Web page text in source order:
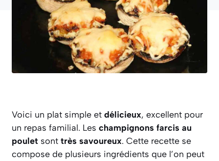
Voici un plat simple et délicieux, excellent pour
un repas familial. Les champignons farcis au
poulet sont très savoureux. Cette recette se
compose de plusieurs ingrédients que l’on peut